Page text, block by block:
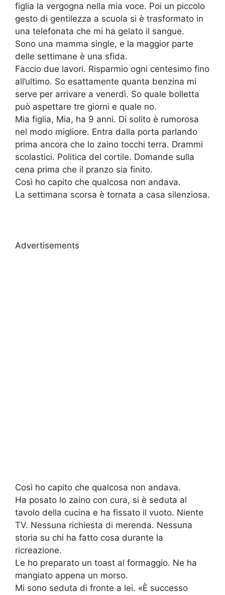
figlia la vergogna nella mia voce. Poi un piccolo
gesto di gentilezza a scuola si è trasformato in
una telefonata che mi ha gelato il sangue.
Sono una mamma single, e la maggior parte
delle settimane è una sfida.
Faccio due lavori. Risparmio ogni centesimo fino
all’ultimo. So esattamente quanta benzina mi
serve per arrivare a venerdì. So quale bolletta
può aspettare tre giorni e quale no.
Mia figlia, Mia, ha 9 anni. Di solito è rumorosa
nel modo migliore. Entra dalla porta parlando
prima ancora che lo zaino tocchi terra. Drammi
scolastici. Politica del cortile. Domande sulla
cena prima che il pranzo sia finito.
Così ho capito che qualcosa non andava.
La settimana scorsa è tornata a casa silenziosa.
Advertisements
Così ho capito che qualcosa non andava.
Ha posato lo zaino con cura, si è seduta al
tavolo della cucina e ha fissato il vuoto. Niente
TV. Nessuna richiesta di merenda. Nessuna
storia su chi ha fatto cosa durante la
ricreazione.
Le ho preparato un toast al formaggio. Ne ha
mangiato appena un morso.
Mi sono seduta di fronte a lei. «È successo